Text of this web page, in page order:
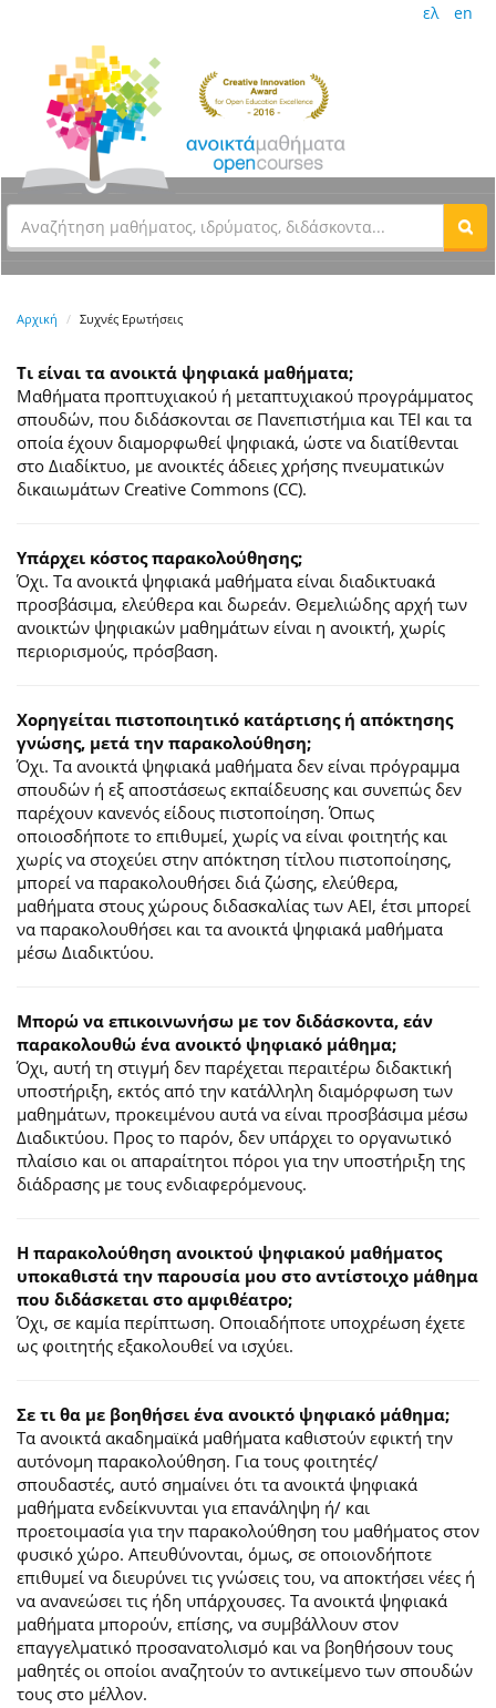
ελ en
Αρχική Συχνές Ερωτήσεις
Τι είναι τα ανοικτά ψηφιακά μαθήματα;
Μαθήματα προπτυχιακού ή μεταπτυχιακού προγράμματος
σπουδών, που διδάσκονται σε Πανεπιστήμια και ΤΕΙ και τα
οποία έχουν διαμορφωθεί ψηφιακά, ώστε να διατίθενται
στο Διαδίκτυο, με ανοικτές άδειες χρήσης πνευματικών
δικαιωμάτων Creative Commons (CC).
Υπάρχει κόστος παρακολούθησης;
Όχι. Τα ανοικτά ψηφιακά μαθήματα είναι διαδικτυακά
προσβάσιμα, ελεύθερα και δωρεάν. Θεμελιώδης αρχή των
ανοικτών ψηφιακών μαθημάτων είναι η ανοικτή, χωρίς
περιορισμούς, πρόσβαση.
Χορηγείται πιστοποιητικό κατάρτισης ή απόκτησης
γνώσης, μετά την παρακολούθηση;
Όχι. Τα ανοικτά ψηφιακά μαθήματα δεν είναι πρόγραμμα
σπουδών ή εξ αποστάσεως εκπαίδευσης και συνεπώς δεν
παρέχουν κανενός είδους πιστοποίηση. Όπως
οποιοσδήποτε το επιθυμεί, χωρίς να είναι φοιτητής και
χωρίς να στοχεύει στην απόκτηση τίτλου πιστοποίησης,
μπορεί να παρακολουθήσει διά ζώσης, ελεύθερα,
μαθήματα στους χώρους διδασκαλίας των ΑΕΙ, έτσι μπορεί
να παρακολουθήσει και τα ανοικτά ψηφιακά μαθήματα
μέσω Διαδικτύου.
Μπορώ να επικοινωνήσω με τον διδάσκοντα, εάν
παρακολουθώ ένα ανοικτό ψηφιακό μάθημα;
Όχι, αυτή τη στιγμή δεν παρέχεται περαιτέρω διδακτική
υποστήριξη, εκτός από την κατάλληλη διαμόρφωση των
μαθημάτων, προκειμένου αυτά να είναι προσβάσιμα μέσω
Διαδικτύου. Προς το παρόν, δεν υπάρχει το οργανωτικό
πλαίσιο και οι απαραίτητοι πόροι για την υποστήριξη της
διάδρασης με τους ενδιαφερόμενους.
Η παρακολούθηση ανοικτού ψηφιακού μαθήματος
υποκαθιστά την παρουσία μου στο αντίστοιχο μάθημα
που διδάσκεται στο αμφιθέατρο;
Όχι, σε καμία περίπτωση. Οποιαδήποτε υποχρέωση έχετε
ως φοιτητής εξακολουθεί να ισχύει.
Σε τι θα με βοηθήσει ένα ανοικτό ψηφιακό μάθημα;
Τα ανοικτά ακαδημαϊκά μαθήματα καθιστούν εφικτή την
αυτόνομη παρακολούθηση. Για τους φοιτητές/
σπουδαστές, αυτό σημαίνει ότι τα ανοικτά ψηφιακά
μαθήματα ενδείκνυνται για επανάληψη ή/ και
προετοιμασία για την παρακολούθηση του μαθήματος στον
φυσικό χώρο. Απευθύνονται, όμως, σε οποιονδήποτε
επιθυμεί να διευρύνει τις γνώσεις του, να αποκτήσει νέες ή
να ανανεώσει τις ήδη υπάρχουσες. Τα ανοικτά ψηφιακά
μαθήματα μπορούν, επίσης, να συμβάλλουν στον
επαγγελματικό προσανατολισμό και να βοηθήσουν τους
μαθητές οι οποίοι αναζητούν το αντικείμενο των σπουδών
τους στο μέλλον.